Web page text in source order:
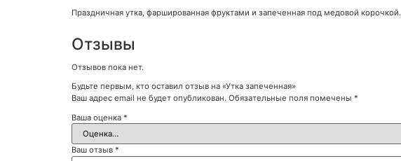
Праздничная утка, фаршированная фруктами и запеченная под медовой корочкой.
Отзывы
Отзывов пока нет.
Будьте первым, кто оставил отзыв на «Утка запеченная»
Ваш адрес email не будет опубликован. Обязательные поля помечены *
Ваша оценка *
Ваш отзыв *